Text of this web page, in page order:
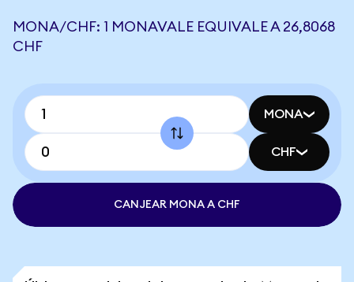
MONA/CHF: 1 MONAVALE EQUIVALE A 26,8068
CHF
MONA
CHF
CANJEAR MONA A CHF